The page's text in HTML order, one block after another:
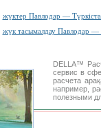
жүктер Павлодар —
жүк тасымалдау Павлодар —
DELLA™
сервис в
расчета
например,
полезными